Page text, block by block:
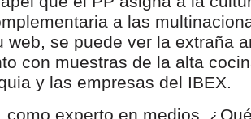
a las
web, se puede ver la extraña
con muestras de la alta
y las empresas del IBEX.
como experto en medios,